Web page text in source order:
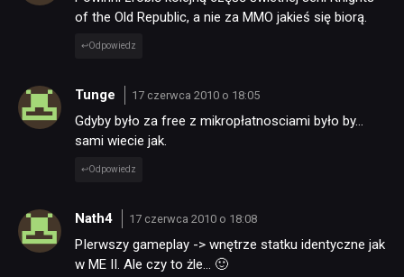
of the Old Republic, a nie za MMO jakieś się biorą.
Odpowiedz
Tunge 17 czerwca 2010 o 18:05
Gdyby było za free z mikropłatnosciami było by…
sami wiecie jak.
Odpowiedz
Nath4 17 czerwca 2010 o 18:08
PIerwszy gameplay -> wnętrze statku identyczne jak
w ME II. Ale czy to żle… 🙂